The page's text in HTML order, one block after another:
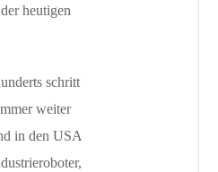
heutigen
schritt
weiter
in den USA